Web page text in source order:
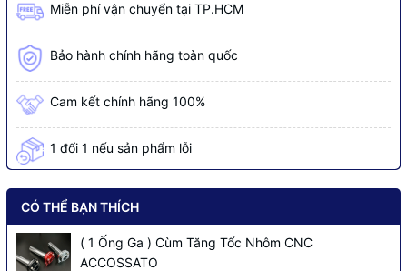
Miễn phí vận chuyển tại TP.HCM
Bảo hành chính hãng toàn quốc
Cam kết chính hãng 100%
1 đổi 1 nếu sản phẩm lỗi
CÓ THỂ BẠN THÍCH
( 1 Ống Ga ) Cùm Tăng Tốc Nhôm CNC
ACCOSSATO